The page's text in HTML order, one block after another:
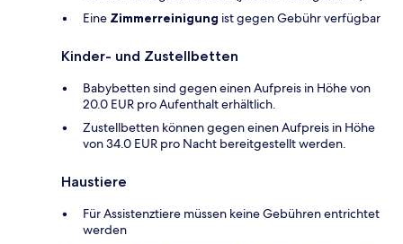
Eine Zimmerreinigung ist gegen Gebühr verfügbar
Kinder- und Zustellbetten
Babybetten sind gegen einen Aufpreis in Höhe von
20.0 EUR pro Aufenthalt erhältlich.
Zustellbetten können gegen einen Aufpreis in Höhe
von 34.0 EUR pro Nacht bereitgestellt werden.
Haustiere
Für Assistenztiere müssen keine Gebühren entrichtet
werden